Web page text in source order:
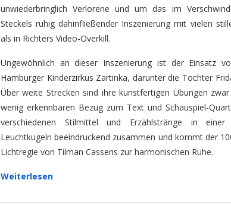
unwiederbringlich Verlorene und um das im
Steckels ruhig dahinfließender Inszenierung mit vielen
als in Richters Video-Overkill.
Ungewöhnlich an dieser Inszenierung ist der Einsatz
Hamburger Kinderzirkus Zartinka, darunter die Tochter
Über weite Strecken sind ihre kunstfertigen Übungen
wenig erkennbaren Bezug zum Text und Schauspiel-
verschiedenen Stilmittel und Erzählstränge in einer
Leuchtkugeln beeindruckend zusammen und kommt der
Lichtregie von Tilman Cassens zur harmonischen Ruhe.
Weiterlesen